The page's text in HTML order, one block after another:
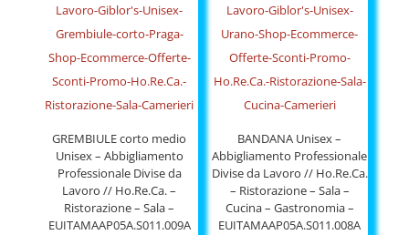
€177,00
GREMBIULE corto medio
Unisex – Abbigliamento
Professionale Divise da
Lavoro // Ho.Re.Ca. –
Ristorazione – Sala –
EUITAMAAP05A.S011.009A
BANDANA Unisex –
Abbigliamento Professionale
Divise da Lavoro // Ho.Re.Ca.
– Ristorazione – Sala –
Cucina – Gastronomia –
EUITAMAAP05A.S011.008A